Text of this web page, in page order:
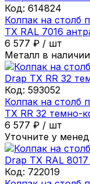
Код: 614824
Колпак на столб
ТХ RAL 7016
6 577 ₽ / шт
Металл в наличии
Код: 593052
Колпак на столб
ТХ RR 32 темно-
6 577 ₽ / шт
Уточните у
Код: 722019